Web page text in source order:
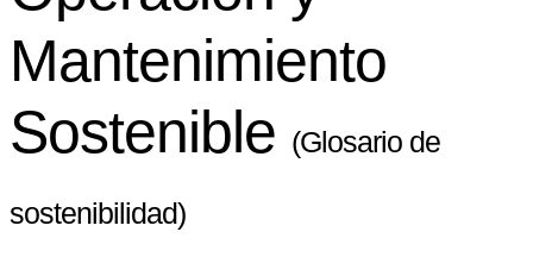
Mantenimiento
Sostenible (Glosario de
sostenibilidad)